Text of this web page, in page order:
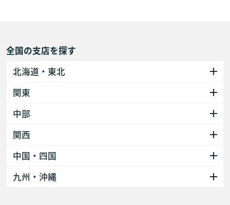
全国の支店を探す
北海道・東北
関東
中部
関西
中国・四国
九州・沖縄